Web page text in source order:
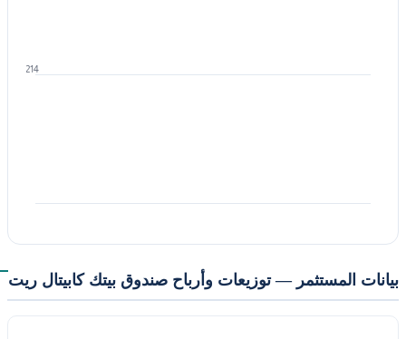
المستثمر — توزيعات وأرباح صندوق بيتك كابيتال ريت